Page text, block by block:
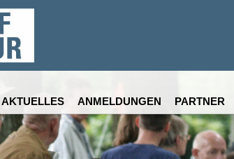
AKTUELLES ANMELDUNGEN PARTNER